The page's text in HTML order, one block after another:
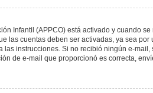
Infantil (APPCO) está activado y cuando
las cuentas deben ser activadas, ya sea por
instrucciones. Si no recibió ningún e-
de e-mail que proporcionó es correcta,